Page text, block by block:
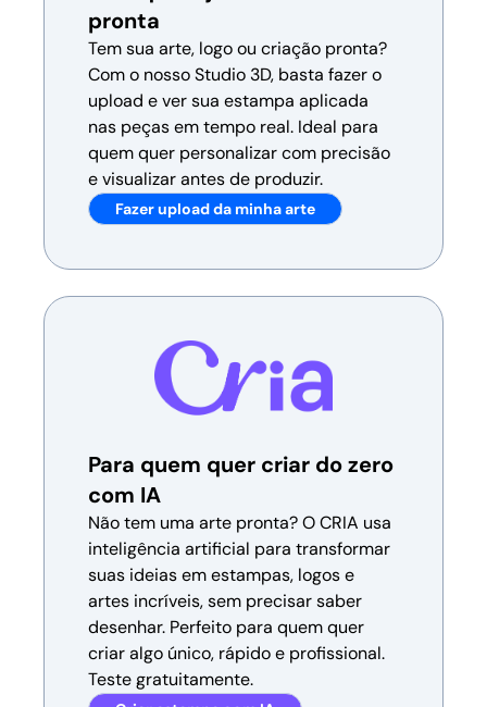
pronta
Tem sua arte, logo ou criação pronta?
Com o nosso Studio 3D, basta fazer o
upload e ver sua estampa aplicada
nas peças em tempo real. Ideal para
quem quer personalizar com precisão
e visualizar antes de produzir.
Fazer upload da minha arte
Para quem quer criar do zero
com IA
Não tem uma arte pronta? O CRIA usa
inteligência artificial para transformar
suas ideias em estampas, logos e
artes incríveis, sem precisar saber
desenhar. Perfeito para quem quer
criar algo único, rápido e profissional.
Teste gratuitamente.